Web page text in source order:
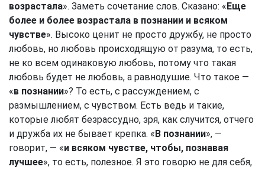
возрастала». Заметь сочетание слов. Сказано: «Еще
более и более возрастала в познании и всяком
чувстве». Высоко ценит не просто дружбу, не просто
любовь, но любовь происходящую от разума, то есть,
не ко всем одинаковую любовь, потому что такая
любовь будет не любовь, а равнодушие. Что такое —
«в познании»? То есть, с рассуждением, с
размышлением, с чувством. Есть ведь и такие,
которые любят безрассудно, зря, как случится, отчего
и дружба их не бывает крепка. «В познании», —
говорит, — «и всяком чувстве, чтобы, познавая
лучшее», то есть, полезное. Я это говорю не для себя,